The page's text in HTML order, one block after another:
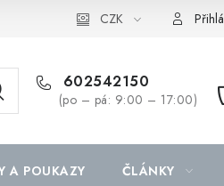
CZK
602542150
(po – pá: 9:00 – 17:00)
A POUKAZY ČLÁNKY